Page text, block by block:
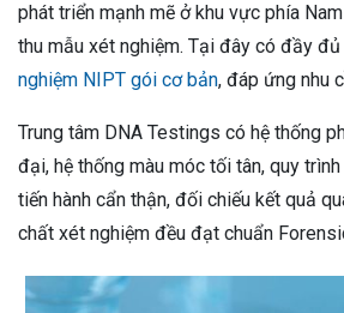
phát triển mạnh mẽ ở khu vực phía
thu mẫu xét nghiệm. Tại đây có đầy
nghiệm NIPT gói cơ bản, đáp ứng nhu
Trung tâm DNA Testings có hệ thống
đại, hệ thống màu móc tối tân, quy
tiến hành cẩn thận, đối chiếu kết quả
chất xét nghiệm đều đạt chuẩn